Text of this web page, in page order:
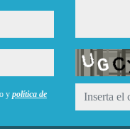
y política de
Captcha